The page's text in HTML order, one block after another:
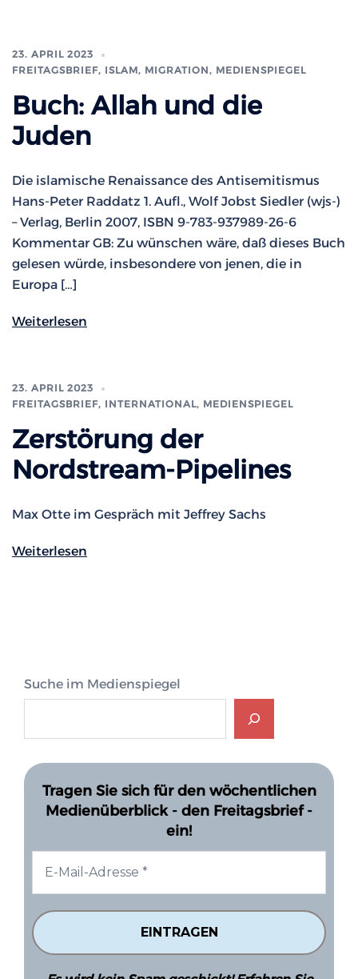
23. APRIL 2023
FREITAGSBRIEF, ISLAM, MIGRATION, MEDIENSPIEGEL
Buch: Allah und die
Juden
Die islamische Renaissance des Antisemitismus
Hans-Peter Raddatz 1. Aufl., Wolf Jobst Siedler (wjs-)
– Verlag, Berlin 2007, ISBN 9-783-937989-26-6
Kommentar GB: Zu wünschen wäre, daß dieses Buch
gelesen würde, insbesondere von jenen, die in
Europa […]
Weiterlesen
23. APRIL 2023
FREITAGSBRIEF, INTERNATIONAL, MEDIENSPIEGEL
Zerstörung der
Nordstream-Pipelines
Max Otte im Gespräch mit Jeffrey Sachs
Weiterlesen
Suche im Medienspiegel
Tragen Sie sich für den wöchentlichen
Medienüberblick - den Freitagsbrief -
ein!